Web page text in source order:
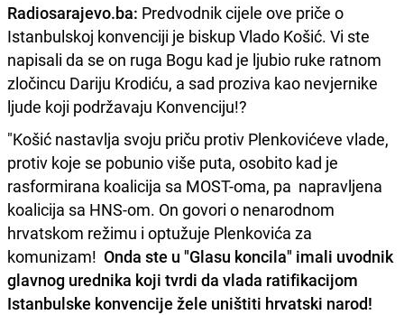
Radiosarajevo.ba: Predvodnik cijele ove priče o
Istanbulskoj konvenciji je biskup Vlado Košić. Vi ste
napisali da se on ruga Bogu kad je ljubio ruke ratnom
zločincu Dariju Krodiću, a sad proziva kao nevjernike
ljude koji podržavaju Konvenciju!?
"Košić nastavlja svoju priču protiv Plenkovićeve vlade,
protiv koje se pobunio više puta, osobito kad je
rasformirana koalicija sa MOST-oma, pa napravljena
koalicija sa HNS-om. On govori o nenarodnom
hrvatskom režimu i optužuje Plenkovića za
komunizam! Onda ste u "Glasu koncila" imali uvodnik
glavnog urednika koji tvrdi da vlada ratifikacijom
Istanbulske konvencije žele uništiti hrvatski narod!